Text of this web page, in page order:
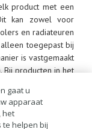
product met een
kan zowel voor
en radiateuren
toegepast bij
is vastgemaakt
producten in het
uitkomst. Indien
gaat u
apparaat
het
te helpen bij